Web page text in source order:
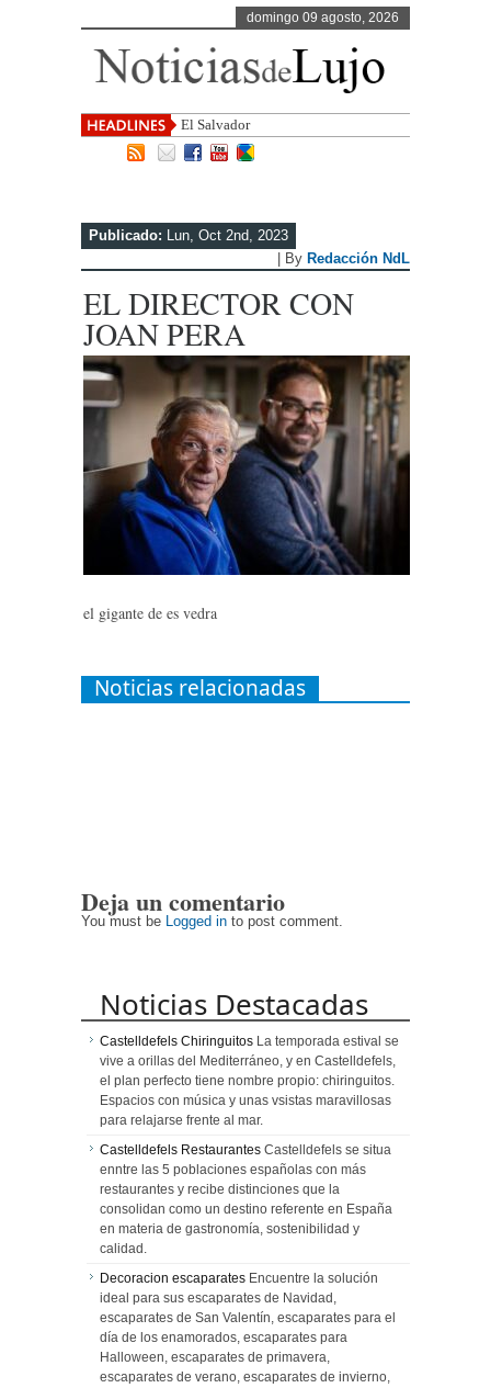
domingo 09 agosto, 2026
El Salvador, uno de los destinos c
Publicado: Lun, Oct 2nd, 2023
| By Redacción NdL
EL DIRECTOR CON
JOAN PERA
el gigante de es vedra
Noticias relacionadas
Deja un comentario
You must be Logged in to post comment.
Noticias Destacadas
Castelldefels Chiringuitos La temporada estival se
vive a orillas del Mediterráneo, y en Castelldefels,
el plan perfecto tiene nombre propio: chiringuitos.
Espacios con música y unas vsistas maravillosas
para relajarse frente al mar.
Castelldefels Restaurantes Castelldefels se situa
enntre las 5 poblaciones españolas con más
restaurantes y recibe distinciones que la
consolidan como un destino referente en España
en materia de gastronomía, sostenibilidad y
calidad.
Decoracion escaparates Encuentre la solución
ideal para sus escaparates de Navidad,
escaparates de San Valentín, escaparates para el
día de los enamorados, escaparates para
Halloween, escaparates de primavera,
escaparates de verano, escaparates de invierno,